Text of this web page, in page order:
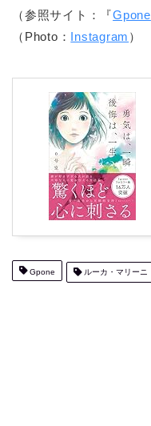
（参照サイト：『Gpone
（Photo： Instagram ）
Gpone ルーカ・マリーニ